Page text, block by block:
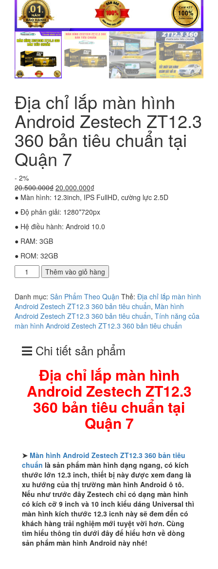
Địa chỉ lắp màn hình
Android Zestech ZT12.3
360 bản tiêu chuẩn tại
Quận 7
- 2%
20.500.000₫ Giá
gốc
là:
20.500.000₫.
20.000.000₫Giá
hiện
là:
20.000.000₫.
● Màn hình: 12.3inch, IPS FullHD, cường lực 2.5D
● Độ phân giải: 1280*720px
● Hệ điều hành: Android 10.0
● RAM: 3GB
● ROM: 32GB
chỉ
màn
hình
Android
Zestech
360
bản
Quận
Thêm vào giỏ hàng
Danh mục: Sản Phẩm Theo Quận Thẻ: Địa chỉ lắp màn hình
Android Zestech ZT12.3 360 bản tiêu chuẩn, Màn hình
Android Zestech ZT12.3 360 bản tiêu chuẩn, Tính năng của
màn hình Android Zestech ZT12.3 360 bản tiêu chuẩn
Chi tiết sản phẩm
Địa chỉ lắp màn hình
Android Zestech ZT12.3
360 bản tiêu chuẩn tại
Quận 7
➤ Màn hình Android Zestech ZT12.3 360 bản tiêu
chuẩn là sản phẩm màn hình dạng ngang, có kích
thước lớn 12.3 inch, thiết bị này được xem đang là
xu hướng của thị trường màn hình Android ô tô.
Nếu như trước đây Zestech chỉ có dạng màn hình
có kích cỡ 9 inch và 10 inch kiểu dáng Universal thì
màn hình kích thước 12.3 icnh này sẽ đem đến có
khách hàng trải nghiệm mới tuyệt vời hơn. Cùng
tìm hiểu thông tin dưới đây để hiểu hơn về dòng
sản phẩm màn hình Android này nhé!